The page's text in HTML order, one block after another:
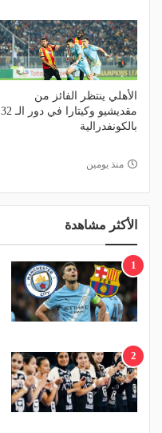
الأهلي ينتظر الفائز من
مقديشيو وكيتارا في دور الـ 32
بالكونفدرالية
منذ يومين
الأكثر مشاهدة
1
2